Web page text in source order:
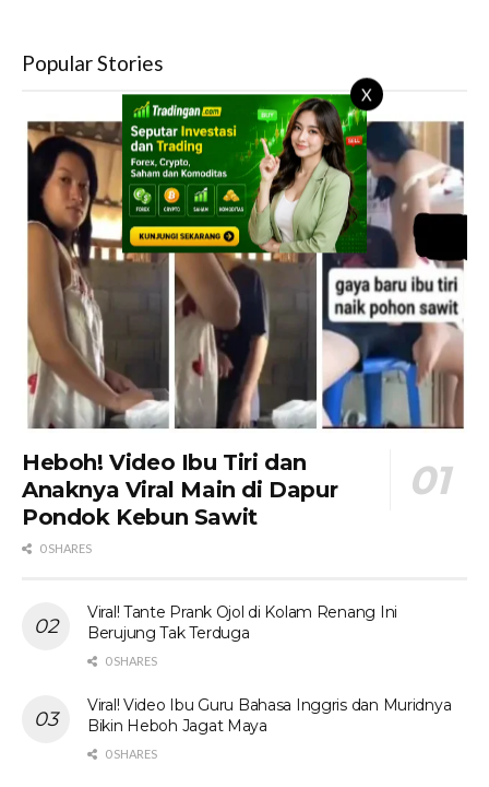
X
Popular Stories
Heboh! Video Ibu Tiri dan
Anaknya Viral Main di Dapur
Pondok Kebun Sawit
0 SHARES
Viral! Tante Prank Ojol di Kolam Renang Ini
Berujung Tak Terduga
0 SHARES
Viral! Video Ibu Guru Bahasa Inggris dan Muridnya
Bikin Heboh Jagat Maya
0 SHARES